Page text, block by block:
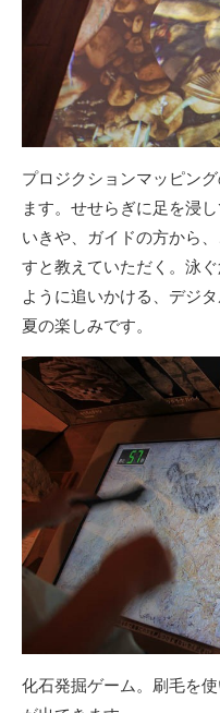
プロジクションマッピン
ます。せせらぎに足を浸
いきや、ガイドの方から
すと教えていただく。泳
ように追いかける、デジ
夏の楽しみです。
化石発掘ゲーム。刷毛を